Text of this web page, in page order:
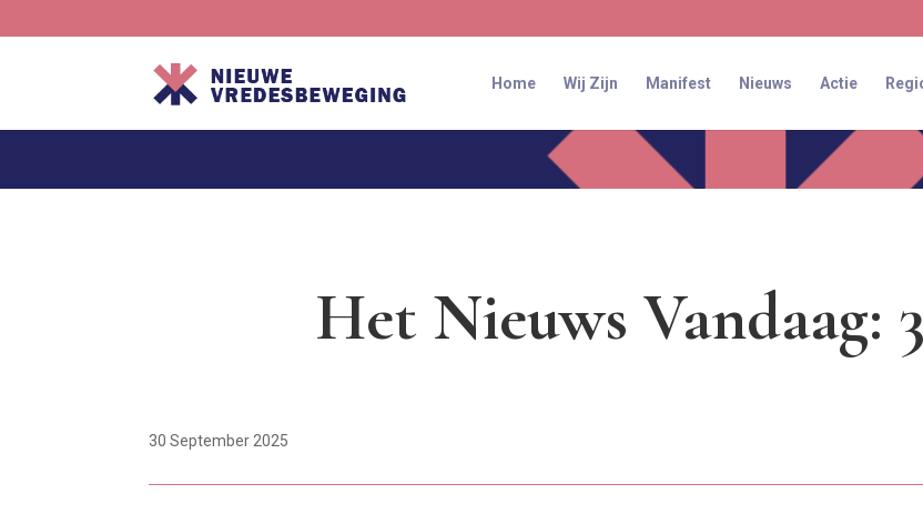
Home Wij Zijn Manifest Nieuws Actie
Het Nieuws Vandaag:
30 September 2025